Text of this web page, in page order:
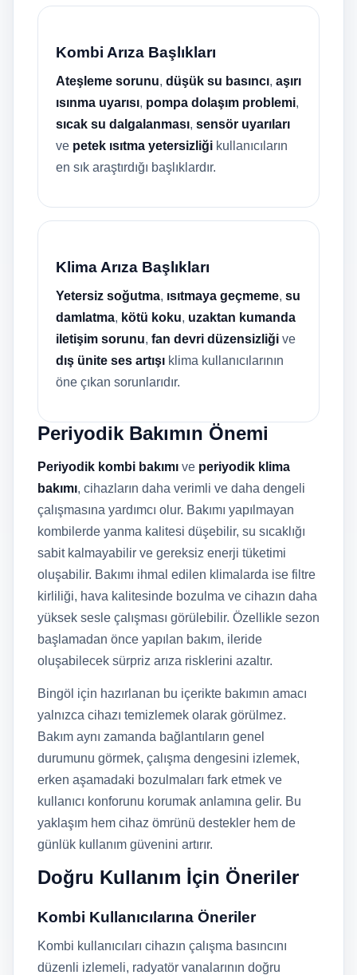
Kombi Arıza Başlıkları
Ateşleme sorunu, düşük su basıncı, aşırı
ısınma uyarısı, pompa dolaşım problemi,
sıcak su dalgalanması, sensör uyarıları
ve petek ısıtma yetersizliği kullanıcıların
en sık araştırdığı başlıklardır.
Klima Arıza Başlıkları
Yetersiz soğutma, ısıtmaya geçmeme, su
damlatma, kötü koku, uzaktan kumanda
iletişim sorunu, fan devri düzensizliği ve
dış ünite ses artışı klima kullanıcılarının
öne çıkan sorunlarıdır.
Periyodik Bakımın Önemi
Periyodik kombi bakımı ve periyodik klima
bakımı, cihazların daha verimli ve daha dengeli
çalışmasına yardımcı olur. Bakımı yapılmayan
kombilerde yanma kalitesi düşebilir, su sıcaklığı
sabit kalmayabilir ve gereksiz enerji tüketimi
oluşabilir. Bakımı ihmal edilen klimalarda ise filtre
kirliliği, hava kalitesinde bozulma ve cihazın daha
yüksek sesle çalışması görülebilir. Özellikle sezon
başlamadan önce yapılan bakım, ileride
oluşabilecek sürpriz arıza risklerini azaltır.
Bingöl için hazırlanan bu içerikte bakımın amacı
yalnızca cihazı temizlemek olarak görülmez.
Bakım aynı zamanda bağlantıların genel
durumunu görmek, çalışma dengesini izlemek,
erken aşamadaki bozulmaları fark etmek ve
kullanıcı konforunu korumak anlamına gelir. Bu
yaklaşım hem cihaz ömrünü destekler hem de
günlük kullanım güvenini artırır.
Doğru Kullanım İçin Öneriler
Kombi Kullanıcılarına Öneriler
Kombi kullanıcıları cihazın çalışma basıncını
düzenli izlemeli, radyatör vanalarının doğru